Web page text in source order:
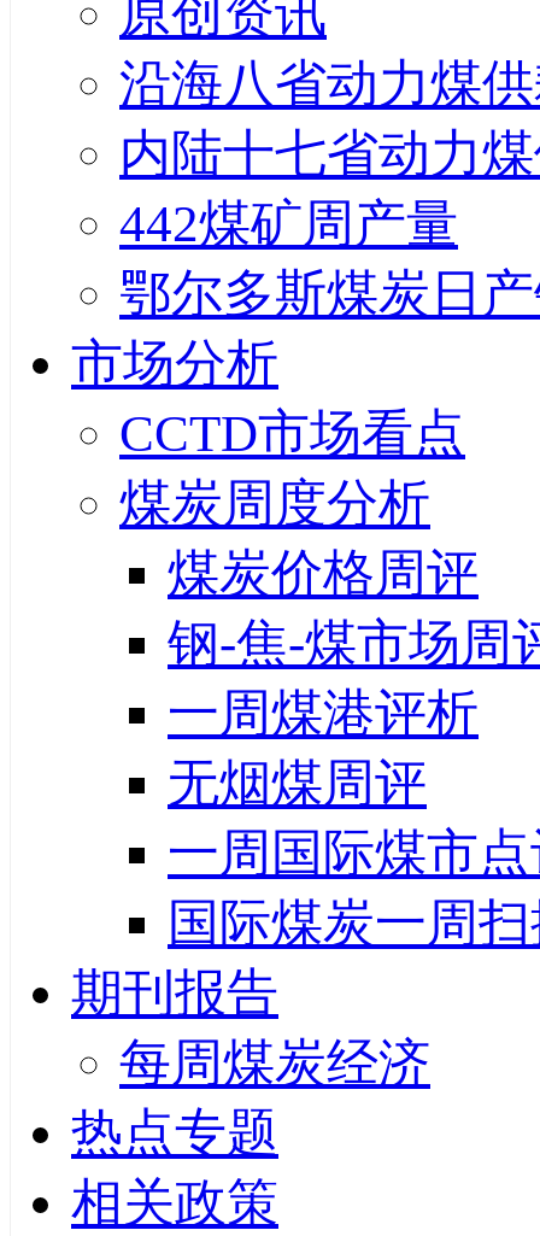
原创资讯
沿海八省动力煤
内陆十七省动力
442煤矿周产量
鄂尔多斯煤炭日
市场分析
CCTD市场看点
煤炭周度分析
煤炭价格周评
钢-焦-煤市场周
一周煤港评析
无烟煤周评
一周国际煤市
国际煤炭一周
期刊报告
每周煤炭经济
热点专题
相关政策